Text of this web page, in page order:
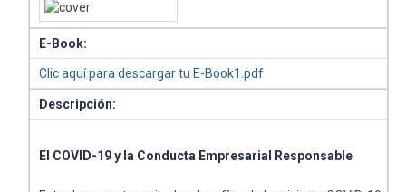
E-Book:
Clic aquí para descargar tu E-Book1.pdf
Descripción:
El COVID-19 y la Conducta Empresarial Responsable